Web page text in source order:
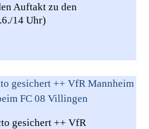
Auftakt zu den
14 Uhr)
gesichert ++ VfR